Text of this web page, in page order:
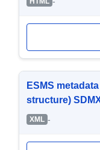
ESMS
structure)
XML -